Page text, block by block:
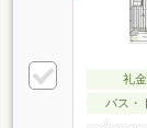
礼
バス・